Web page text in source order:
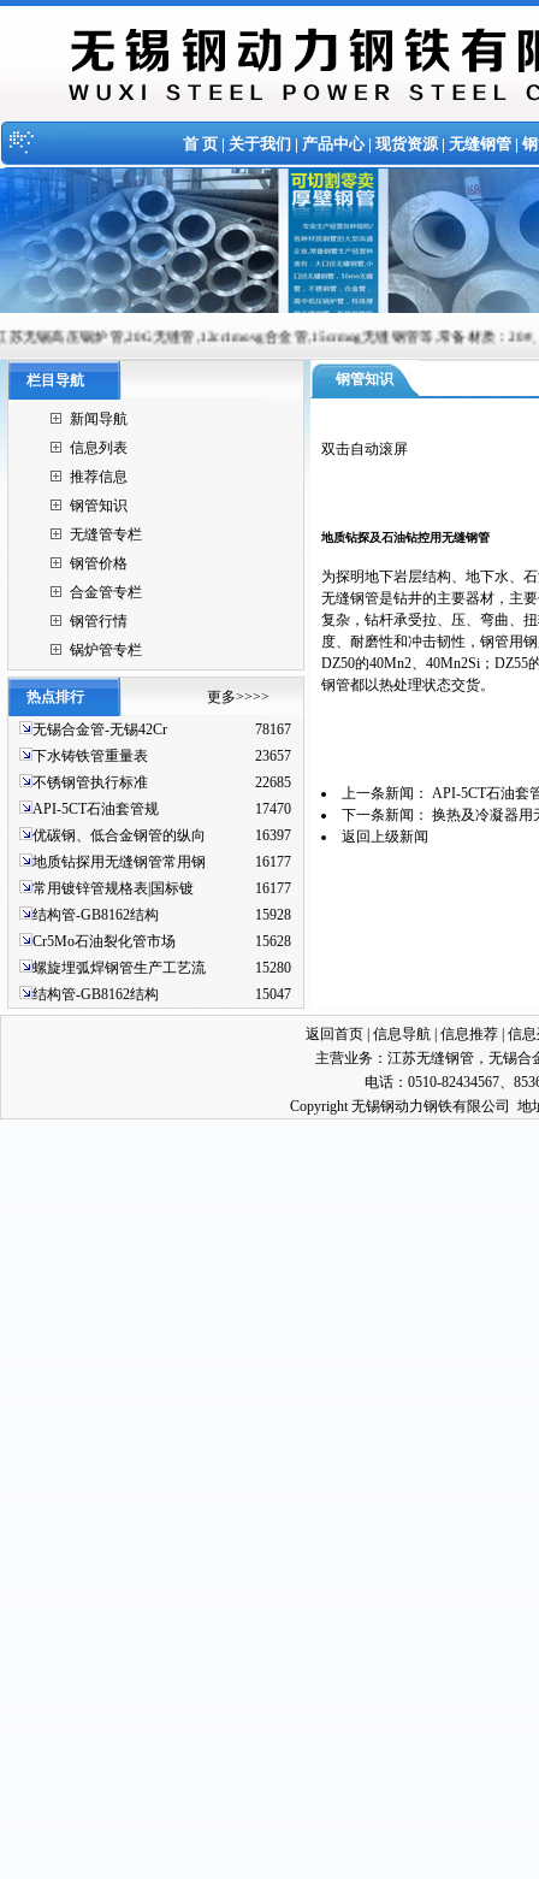
首 页 | 关于我们 | 产品中心| 现货资源| 无缝钢管 |
锡高压锅炉管,20G无缝管,12cr1movg合金管,15crmog无缝钢管等,常备材质：20#
栏目导航
新闻导航
信息列表
推荐信息
钢管知识
无缝管专栏
钢管价格
合金管专栏
钢管行情
锅炉管专栏
热点排行
更多>>>>
无锡合金管-无锡42Cr
78167
下水铸铁管重量表
23657
不锈钢管执行标准
22685
API-5CT石油套管规
17470
优碳钢、低合金钢管的纵向
16397
地质钻探用无缝钢管常用钢
16177
常用镀锌管规格表|国标镀
16177
结构管-GB8162结构
15928
Cr5Mo石油裂化管市场
15628
螺旋埋弧焊钢管生产工艺流
15280
结构管-GB8162结构
15047
钢管知识
双击自动滚屏
地质钻探及石油钻控用无缝钢管
为探明地下岩层结构、地下水、
无缝钢管是钻井的主要器材，主
复杂，钻杆承受拉、压、弯曲、
度、耐磨性和冲击韧性，钢管用
DZ50的40Mn2、40Mn2Si；
钢管都以热处理状态交货。
上一条新闻： API-5CT石油套
下一条新闻： 换热及冷凝器用
返回上级新闻
返回首页 信息导航 信息推荐 信
主营业务： 江苏无缝钢管 ， 无锡合
电话：0510-82434567、
Copyright 无锡钢动力钢铁有限公司